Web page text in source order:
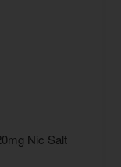
Nic Salt